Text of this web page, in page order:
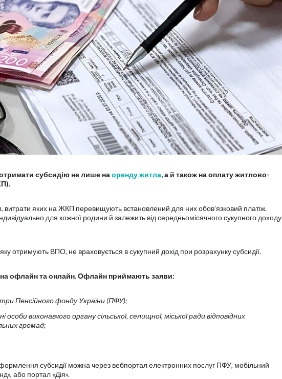
субсидію не лише наоренду житла, а й також на оплату житлово-
витрати яких на ЖКП перевищують встановлений для них обов’язковий платіж.
для кожної родини й залежить від середньомісячного сукупного доходу
отримують ВПО, не враховується в сукупний дохід при розрахунку субсидії.
офлайн та онлайн. Офлайн приймають заяви:
Пенсійного фонду України (ПФУ);
особи виконавчого органу сільської, селищної, міської ради відповідних
громад;
субсидії можна через вебпортал електронних послуг ПФУ, мобільний
або портал «Дія».